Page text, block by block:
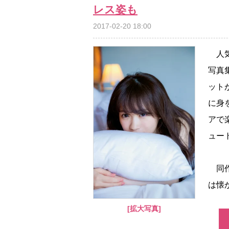
レス姿も
2017-02-20 18:00
[拡大写真]
人
写真
ット
に身
アで
ュー
同
は懐